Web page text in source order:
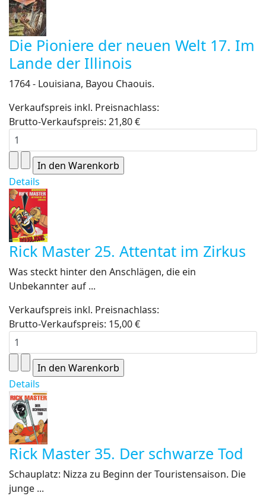
Die Pioniere der neuen Welt 17. Im
Lande der Illinois
1764 - Louisiana, Bayou Chaouis.
Verkaufspreis inkl. Preisnachlass:
Brutto-Verkaufspreis: 21,80 €
Details
Rick Master 25. Attentat im Zirkus
Was steckt hinter den Anschlägen, die ein
Unbekannter auf ...
Verkaufspreis inkl. Preisnachlass:
Brutto-Verkaufspreis: 15,00 €
Details
Rick Master 35. Der schwarze Tod
Schauplatz: Nizza zu Beginn der Touristensaison. Die
junge ...